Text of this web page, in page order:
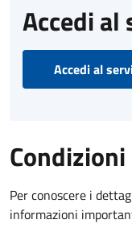
Accedi al
Accedi al
Per conoscere i
informazioni